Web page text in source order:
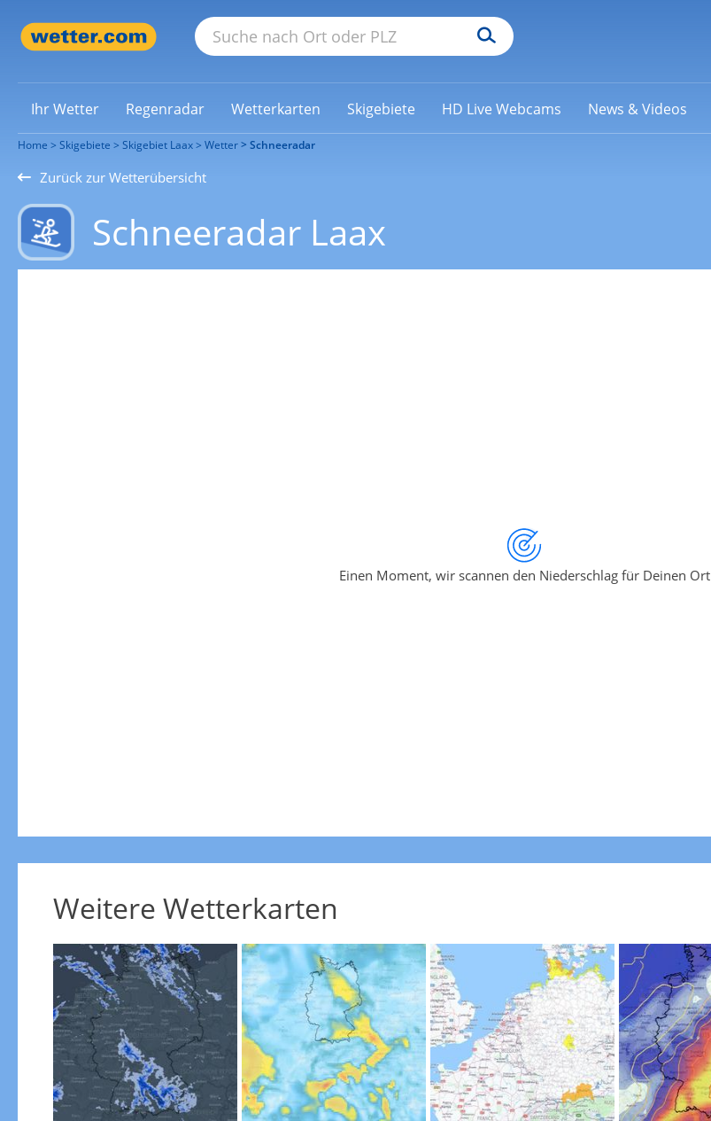
Ihr Wetter Regenradar Wetterkarten Skigebiete HD Live Webcams News & Videos
Home Skigebiete Skigebiet Laax Wetter Schneeradar
Zurück zur Wetterübersicht
Schneeradar Laax
Einen Moment, wir scannen den Niederschlag für Deinen Ort
Weitere Wetterkarten